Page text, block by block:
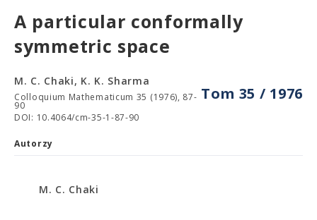
A particular conformally
symmetric space
Tom 35 / 1976
M. C. Chaki, K. K. Sharma
Colloquium Mathematicum 35 (1976), 87-
90
DOI: 10.4064/cm-35-1-87-90
Autorzy
M. C. Chaki